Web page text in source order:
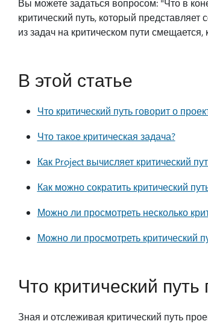
Вы можете задаться вопросом: "Что в
критический путь, который
из задач на критическом пути
В этой статье
Что критический путь говорит о
Что такое критическая задача?
Как Project вычисляет критический
Как можно сократить критический
Можно ли просмотреть несколько
Можно ли просмотреть критический
Что критический путь
Зная и отслеживая критический путь